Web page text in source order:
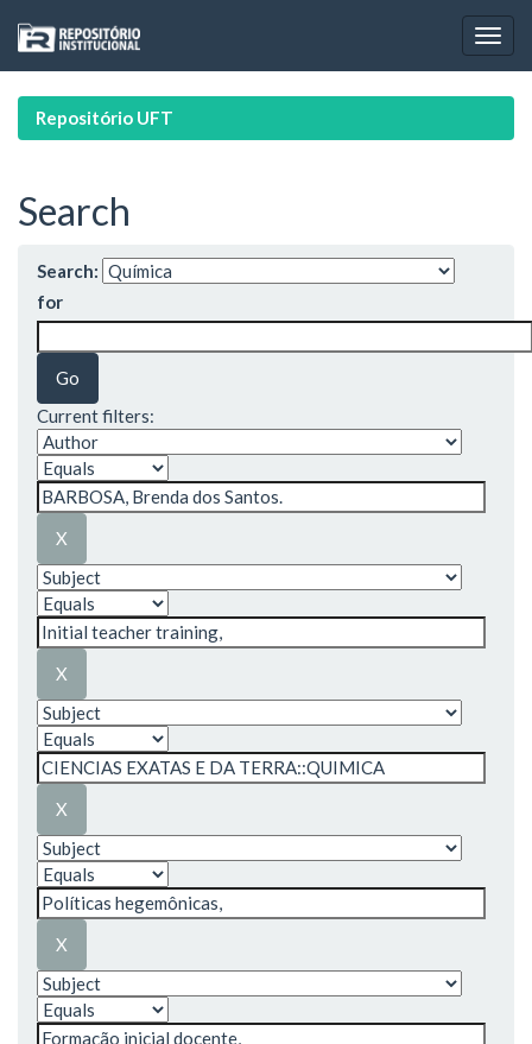
navigation
Repositório UFT
Search
Search:
for
Current filters: